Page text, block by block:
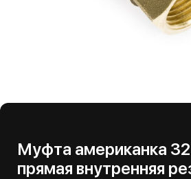
Муфта американка 32
прямая внутренняя